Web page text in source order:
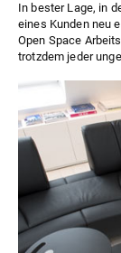
In bester Lage, in
eines Kunden neu
Open Space
trotzdem jeder